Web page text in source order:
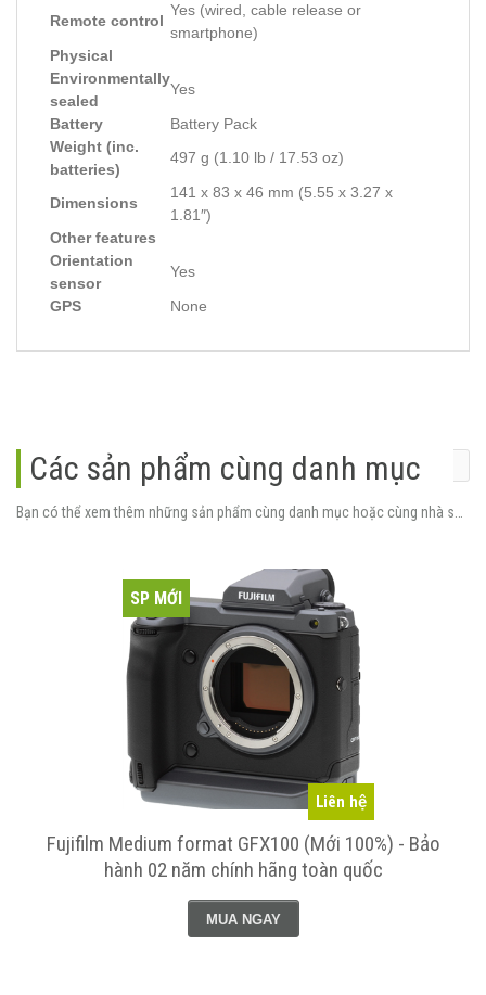
Remote control
Yes (wired, cable release or
smartphone)
Physical
Environmentally
sealed
Yes
Battery
Battery Pack
Weight (inc.
batteries)
497 g (1.10 lb / 17.53 oz)
Dimensions
141 x 83 x 46 mm (5.55 x 3.27 x
1.81″)
Other features
Orientation
sensor
Yes
GPS
None
Các sản phẩm cùng danh mục
Liên hệ
SP MỚI
Fujifilm Medium format GFX100 (Mới 100%) - Bảo
hành 02 năm chính hãng toàn quốc
MUA NGAY